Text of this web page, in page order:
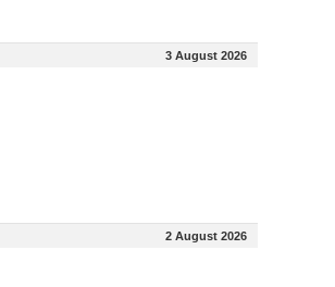
3 August 2026
2 August 2026